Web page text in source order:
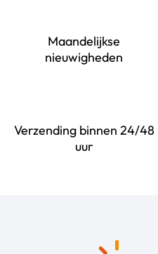
Maandelijkse
nieuwigheden
Verzending binnen 24/48
uur